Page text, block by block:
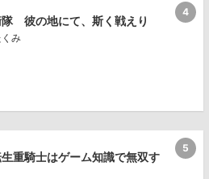
彼の地にて、斯く戦えり
み
4
重騎士はゲーム知識で無双す
5